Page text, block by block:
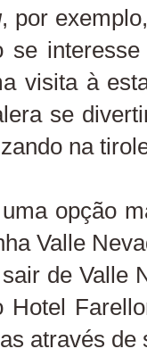
, por
se
visita à
se
na
opção
Valle
de Valle
Hotel
através